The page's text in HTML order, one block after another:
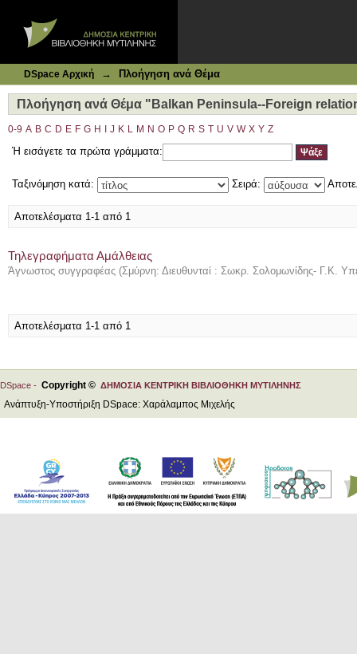
DSpace Αρχική → Πλοήγηση ανά Θέμα
Πλοήγηση ανά Θέμα "Balkan Peninsula--Foreign
0-9 A B C D E F G H J K L M N O P Q R S T U V W X Y Z
Ή εισάγετε τα πρώτα γράμματα:
Ταξινόμηση κατά: Σειρά:
Αποτελέσματα 1-1 από 1
Τηλεγραφήματα Αμάλθειας
Άγνωστος συγγραφέας (Σμύρνη: Διευθυνταί : Σωκρ. Σολομωνίδης- Γ.Κ.
Αποτελέσματα 1-1 από 1
DSpace - Copyright © ΔΗΜΟΣΙΑ ΚΕΝΤΡΙΚΗ ΒΙΒΛΙΟΘΗΚΗ ΜΥΤΙΛΗΝΗΣ
Ανάπτυξη-Υποστήριξη DSpace: Χαράλαμπος Μιχελής